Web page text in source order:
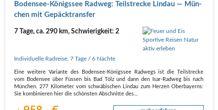
Boden­see-Königs­see Rad­weg: Teil­stre­cke Lin­dau — Mün­
chen mit Gepäcktransfer
7 Tage, ca. 290 km, Schwierigkeit: 2
Individuelle Radreise ,7 Tage / 6 Nächte
Eine wei­te­re Vari­an­te des Boden­see-Königs­see Rad­wegs ist die Teil­stre­cke
vom Boden­see über Füs­sen bis Bad Tölz und dann den Isar-Rad­weg bis nach
Mün­chen. 277 Kilo­me­ter vom schwä­bi­schen Lin­dau zum Her­zen Ober­bay­erns:
Sie kom­bi­nie­ren hier die schöns­ten Abschnit­te des…